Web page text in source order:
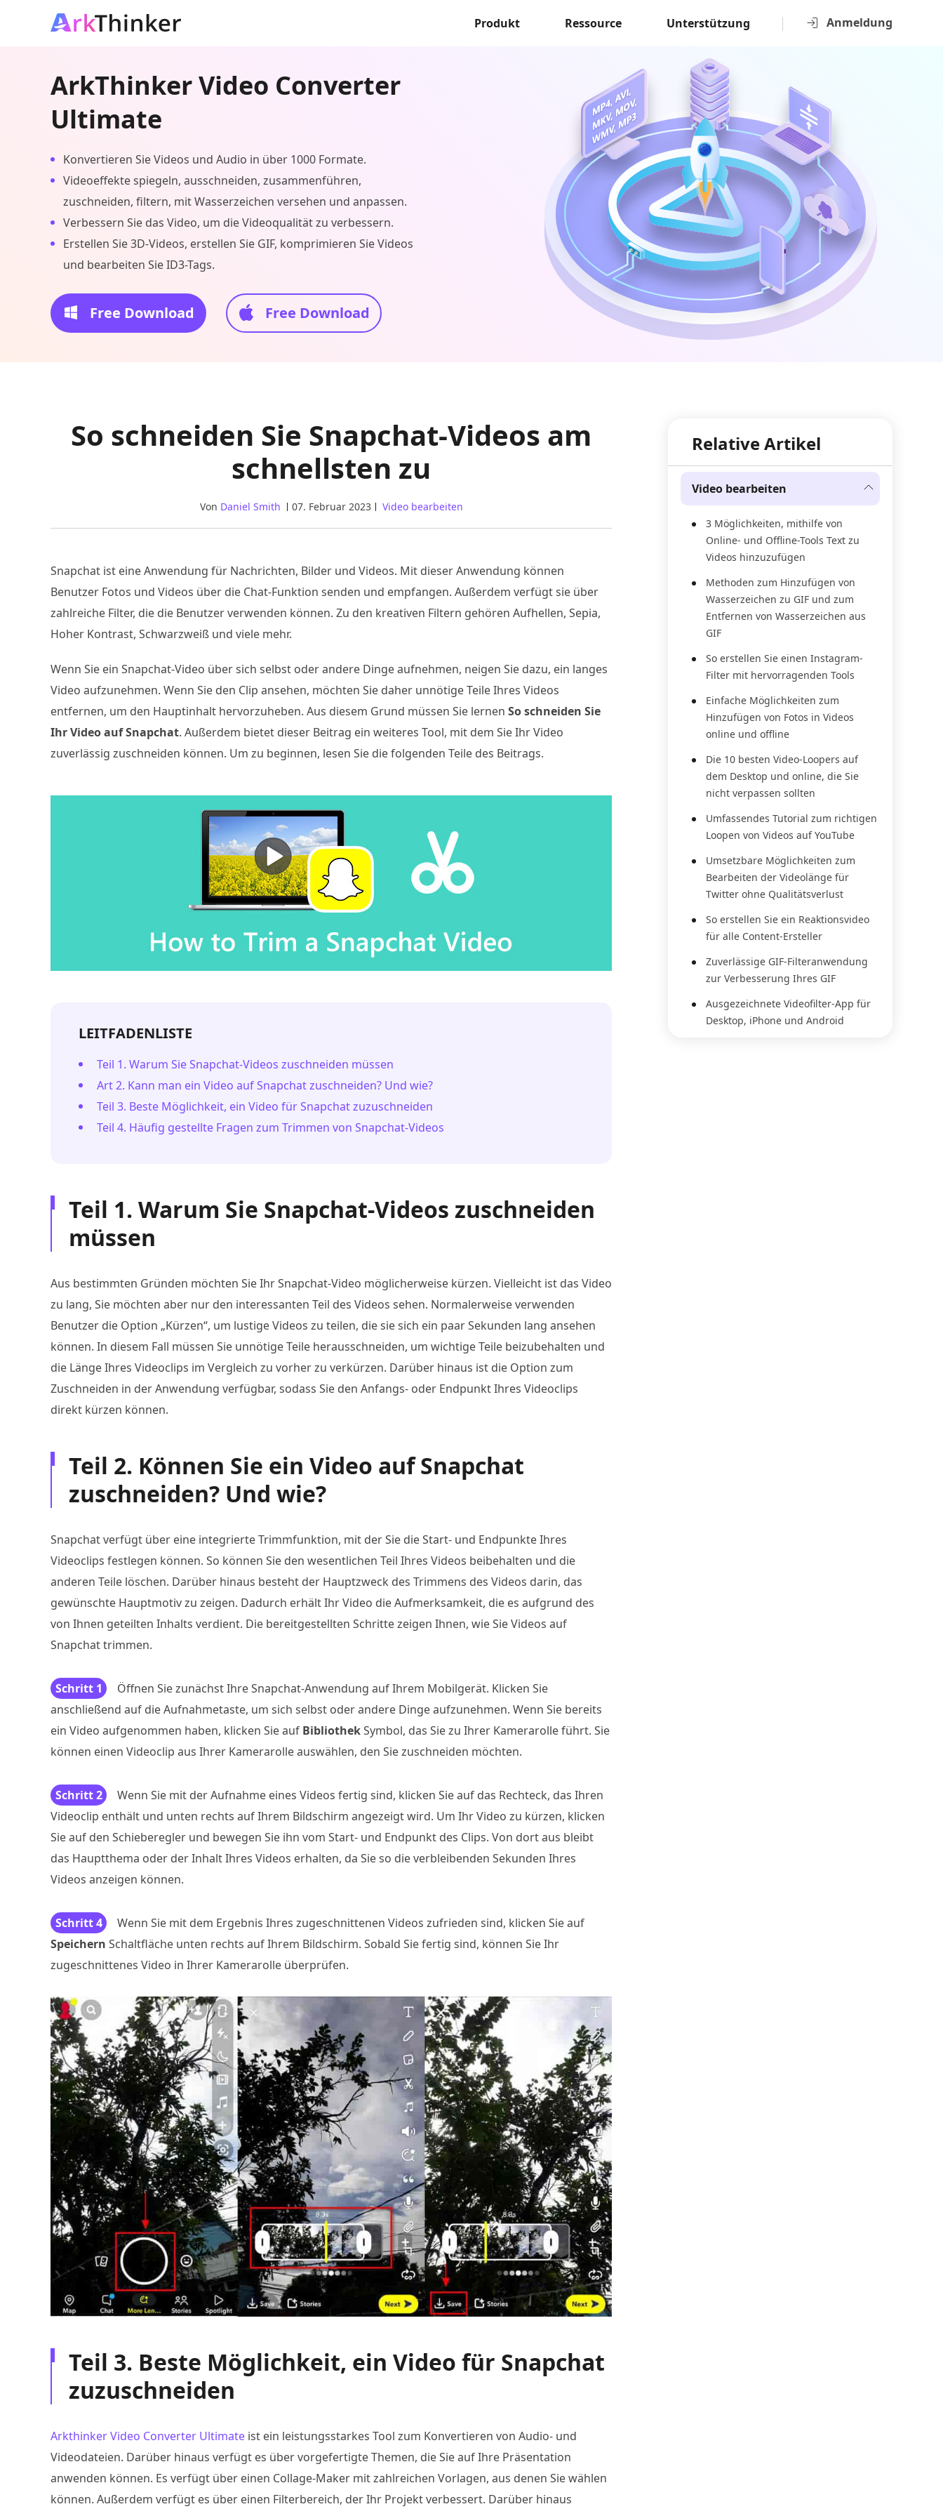
Anmeldung
Produkt Ressource Unterstützung
ArkThinker Video Converter
Ultimate
Konvertieren Sie Videos und Audio in über 1000 Formate.
Videoeffekte spiegeln, ausschneiden, zusammenführen,
zuschneiden, filtern, mit Wasserzeichen versehen und anpassen.
Verbessern Sie das Video, um die Videoqualität zu verbessern.
Erstellen Sie 3D-Videos, erstellen Sie GIF, komprimieren Sie Videos
und bearbeiten Sie ID3-Tags.
Free Download Free Download
So schneiden Sie Snapchat-Videos am
schnellsten zu
Von Daniel Smith 07. Februar 2023 Video bearbeiten
Snapchat ist eine Anwendung für Nachrichten, Bilder und Videos. Mit dieser Anwendung können
Benutzer Fotos und Videos über die Chat-Funktion senden und empfangen. Außerdem verfügt sie über
zahlreiche Filter, die die Benutzer verwenden können. Zu den kreativen Filtern gehören Aufhellen, Sepia,
Hoher Kontrast, Schwarzweiß und viele mehr.
Wenn Sie ein Snapchat-Video über sich selbst oder andere Dinge aufnehmen, neigen Sie dazu, ein langes
Video aufzunehmen. Wenn Sie den Clip ansehen, möchten Sie daher unnötige Teile Ihres Videos
entfernen, um den Hauptinhalt hervorzuheben. Aus diesem Grund müssen Sie lernen So schneiden Sie
Ihr Video auf Snapchat. Außerdem bietet dieser Beitrag ein weiteres Tool, mit dem Sie Ihr Video
zuverlässig zuschneiden können. Um zu beginnen, lesen Sie die folgenden Teile des Beitrags.
LEITFADENLISTE
Teil 1. Warum Sie Snapchat-Videos zuschneiden müssen
Art 2. Kann man ein Video auf Snapchat zuschneiden? Und wie?
Teil 3. Beste Möglichkeit, ein Video für Snapchat zuzuschneiden
Teil 4. Häufig gestellte Fragen zum Trimmen von Snapchat-Videos
Teil 1. Warum Sie Snapchat-Videos zuschneiden
müssen
Aus bestimmten Gründen möchten Sie Ihr Snapchat-Video möglicherweise kürzen. Vielleicht ist das Video
zu lang, Sie möchten aber nur den interessanten Teil des Videos sehen. Normalerweise verwenden
Benutzer die Option „Kürzen“, um lustige Videos zu teilen, die sie sich ein paar Sekunden lang ansehen
können. In diesem Fall müssen Sie unnötige Teile herausschneiden, um wichtige Teile beizubehalten und
die Länge Ihres Videoclips im Vergleich zu vorher zu verkürzen. Darüber hinaus ist die Option zum
Zuschneiden in der Anwendung verfügbar, sodass Sie den Anfangs- oder Endpunkt Ihres Videoclips
direkt kürzen können.
Teil 2. Können Sie ein Video auf Snapchat
zuschneiden? Und wie?
Snapchat verfügt über eine integrierte Trimmfunktion, mit der Sie die Start- und Endpunkte Ihres
Videoclips festlegen können. So können Sie den wesentlichen Teil Ihres Videos beibehalten und die
anderen Teile löschen. Darüber hinaus besteht der Hauptzweck des Trimmens des Videos darin, das
gewünschte Hauptmotiv zu zeigen. Dadurch erhält Ihr Video die Aufmerksamkeit, die es aufgrund des
von Ihnen geteilten Inhalts verdient. Die bereitgestellten Schritte zeigen Ihnen, wie Sie Videos auf
Snapchat trimmen.
Schritt 1
Öffnen Sie zunächst Ihre Snapchat-Anwendung auf Ihrem Mobilgerät. Klicken Sie
anschließend auf die Aufnahmetaste, um sich selbst oder andere Dinge aufzunehmen. Wenn Sie bereits
ein Video aufgenommen haben, klicken Sie auf BibliothekSymbol, das Sie zu Ihrer Kamerarolle führt. Sie
können einen Videoclip aus Ihrer Kamerarolle auswählen, den Sie zuschneiden möchten.
Schritt 2
Wenn Sie mit der Aufnahme eines Videos fertig sind, klicken Sie auf das Rechteck, das Ihren
Videoclip enthält und unten rechts auf Ihrem Bildschirm angezeigt wird. Um Ihr Video zu kürzen, klicken
Sie auf den Schieberegler und bewegen Sie ihn vom Start- und Endpunkt des Clips. Von dort aus bleibt
das Hauptthema oder der Inhalt Ihres Videos erhalten, da Sie so die verbleibenden Sekunden Ihres
Videos anzeigen können.
Schritt 4
Wenn Sie mit dem Ergebnis Ihres zugeschnittenen Videos zufrieden sind, klicken Sie auf
Speichern Schaltfläche unten rechts auf Ihrem Bildschirm. Sobald Sie fertig sind, können Sie Ihr
zugeschnittenes Video in Ihrer Kamerarolle überprüfen.
Teil 3. Beste Möglichkeit, ein Video für Snapchat
zuzuschneiden
Arkthinker Video Converter Ultimate ist ein leistungsstarkes Tool zum Konvertieren von Audio- und
Videodateien. Darüber hinaus verfügt es über vorgefertigte Themen, die Sie auf Ihre Präsentation
anwenden können. Es verfügt über einen Collage-Maker mit zahlreichen Vorlagen, aus denen Sie wählen
können. Außerdem verfügt es über einen Filterbereich, der Ihr Projekt verbessert. Darüber hinaus
Relative Artikel
Video bearbeiten
3 Möglichkeiten, mithilfe von
Online- und Offline-Tools Text zu
Videos hinzuzufügen
Methoden zum Hinzufügen von
Wasserzeichen zu GIF und zum
Entfernen von Wasserzeichen aus
GIF
So erstellen Sie einen Instagram-
Filter mit hervorragenden Tools
Einfache Möglichkeiten zum
Hinzufügen von Fotos in Videos
online und offline
Die 10 besten Video-Loopers auf
dem Desktop und online, die Sie
nicht verpassen sollten
Umfassendes Tutorial zum richtigen
Loopen von Videos auf YouTube
Umsetzbare Möglichkeiten zum
Bearbeiten der Videolänge für
Twitter ohne Qualitätsverlust
So erstellen Sie ein Reaktionsvideo
für alle Content-Ersteller
Zuverlässige GIF-Filteranwendung
zur Verbesserung Ihres GIF
Ausgezeichnete Videofilter-App für
Desktop, iPhone und Android